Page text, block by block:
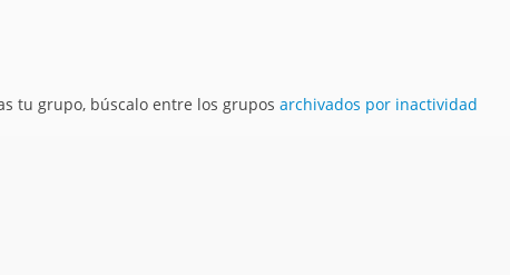
tu grupo, búscalo entre los grupos archivados por inactividad